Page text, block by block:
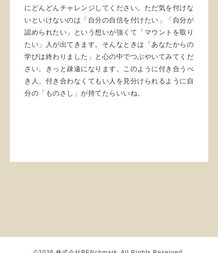
にどんどんチャレンジしてください。ただ気を付けな
いといけないのは「自分の自信を付けたい」「自分が
認められたい」という想いが強くて「マウントを取り
たい」人が出てきます。そんなときは「あなたからの
学びは終わりました」と心の中でつぶやいてみてくだ
さい。きっと疎遠になります。このように付き合うべ
き人、付き合わなくてもい人を見分けられるように自
分の「ものさし」が持てたらいいね。